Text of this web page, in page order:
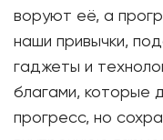
воруют её, а
наши привычки,
гаджеты и
благами, которые
прогресс, но